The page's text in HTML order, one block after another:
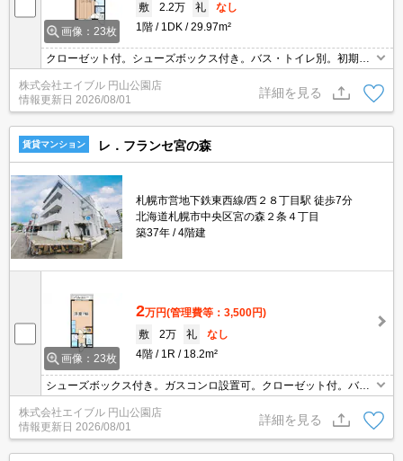
画像：23枚
敷
2.2万 礼
なし
1階
1DK 29.97m²
クローゼット付。シューズボックス付き。バス・トイレ別。初期費
用カード払い可。仲介手数料家賃の0.55ヵ月分。
株式会社エイブル 円山公園店
情報更新日 2026/08/01
詳細を見る
賃貸マンション レ．フランセ宮の森
札幌市営地下鉄東西線/西２８丁目駅 徒歩7分
北海道札幌市中央区宮の森２条４丁目
築37年
4階建
画像：23枚
2万円(管理費等：3,500円)
敷
2万 礼
なし
4階
1R 18.2m²
シューズボックス付き。ガスコンロ設置可。クローゼット付。バ
ス・トイレ別。駐輪場有。初期費用カード払い可。仲介手数料家賃
の0.55ヶ月分。最寄り駅まで徒歩7分！。室内に洗濯機置場あり。
株式会社エイブル 円山公園店
情報更新日 2026/08/01
詳細を見る